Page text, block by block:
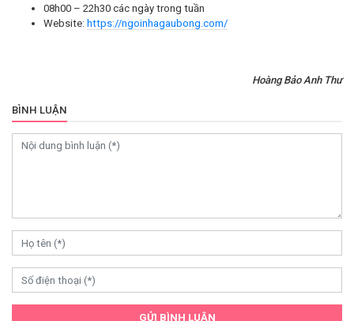
08h00 – 22h30 các ngày trong tuần
Website: https://ngoinhagaubong.com/
Hoàng Bảo Anh Thư
BÌNH LUẬN
GỬI BÌNH LUẬN